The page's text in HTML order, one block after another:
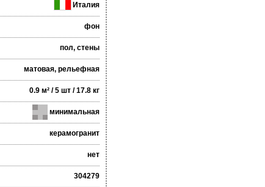
Италия
фон
пол, стены
матовая, рельефная
0.9 м² / 5 шт / 17.8 кг
минимальная
керамогранит
нет
304279